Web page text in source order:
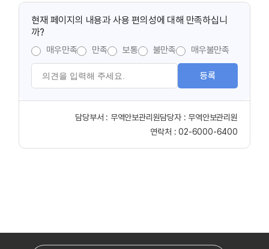
현재 페이지의 내용과 사용 편의성에 대해 만족하십니
까?
매우만족 만족 보통 불만족 매우불만족
등록
담당부서 : 무역안보관리원담당자 : 무역안보관리원
연락처 :02-6000-6400